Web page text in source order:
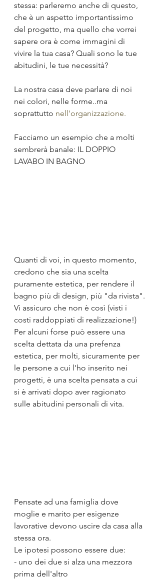
stessa: parleremo anche di questo,
che è un aspetto importantissimo
del progetto, ma quello che vorrei
sapere ora è come immagini di
vivire la tua casa? Quali sono le tue
abitudini, le tue necessità?
La nostra casa deve parlare di noi
nei colori, nelle forme..ma
soprattutto nell'organizzazione.
Facciamo un esempio che a molti
sembrerà banale: IL DOPPIO
LAVABO IN BAGNO
Quanti di voi, in questo momento,
credono che sia una scelta
puramente estetica, per rendere il
bagno più di design, più "da rivista".
Vi assicuro che non è così (visti i
costi raddoppiati di realizzazione!)
Per alcuni forse può essere una
scelta dettata da una prefenza
estetica, per molti, sicuramente per
le persone a cui l'ho inserito nei
progetti, è una scelta pensata a cui
si è arrivati dopo aver ragionato
sulle abitudini personali di vita.
Pensate ad una famiglia dove
moglie e marito per esigenze
lavorative devono uscire da casa alla
stessa ora.
Le ipotesi possono essere due:
- uno dei due si alza una mezzora
prima dell'altro